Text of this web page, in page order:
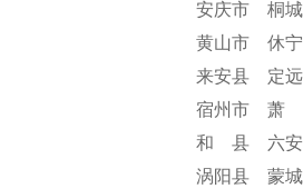
安庆市 桐
黄山市 休
来安县 定
宿州市 萧
和 县 六
涡阳县 蒙